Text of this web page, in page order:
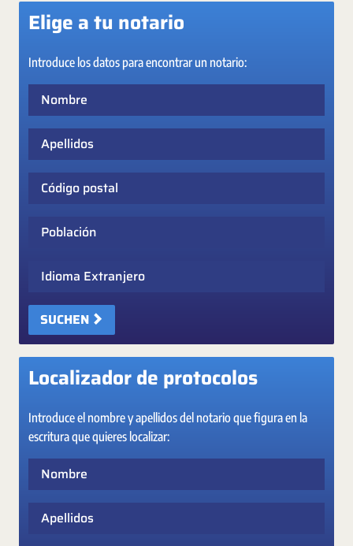
Elige a tu notario
Introduce los datos para encontrar un notario:
Apellidos
Código postal
Población
Idioma Extranjero
SUCHEN
Localizador de protocolos
Introduce el nombre y apellidos del notario que figura en la
escritura que quieres localizar:
Apellidos